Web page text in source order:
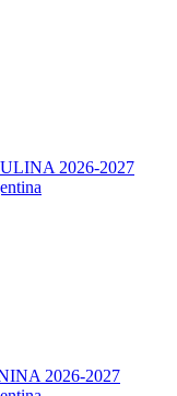
2026-2027
2026-2027